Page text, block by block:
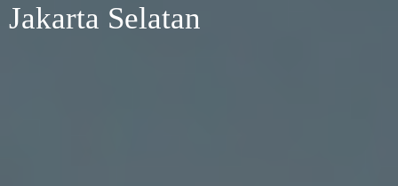
Jakarta Selatan